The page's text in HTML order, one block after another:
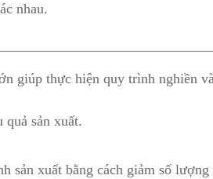
nhau.
giúp thực hiện quy trình nghiền
sản xuất.
sản xuất bằng cách giảm số